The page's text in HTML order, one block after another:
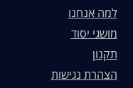
למה אנחנו
מושגי יסוד
תקנון
הצהרת נגישות